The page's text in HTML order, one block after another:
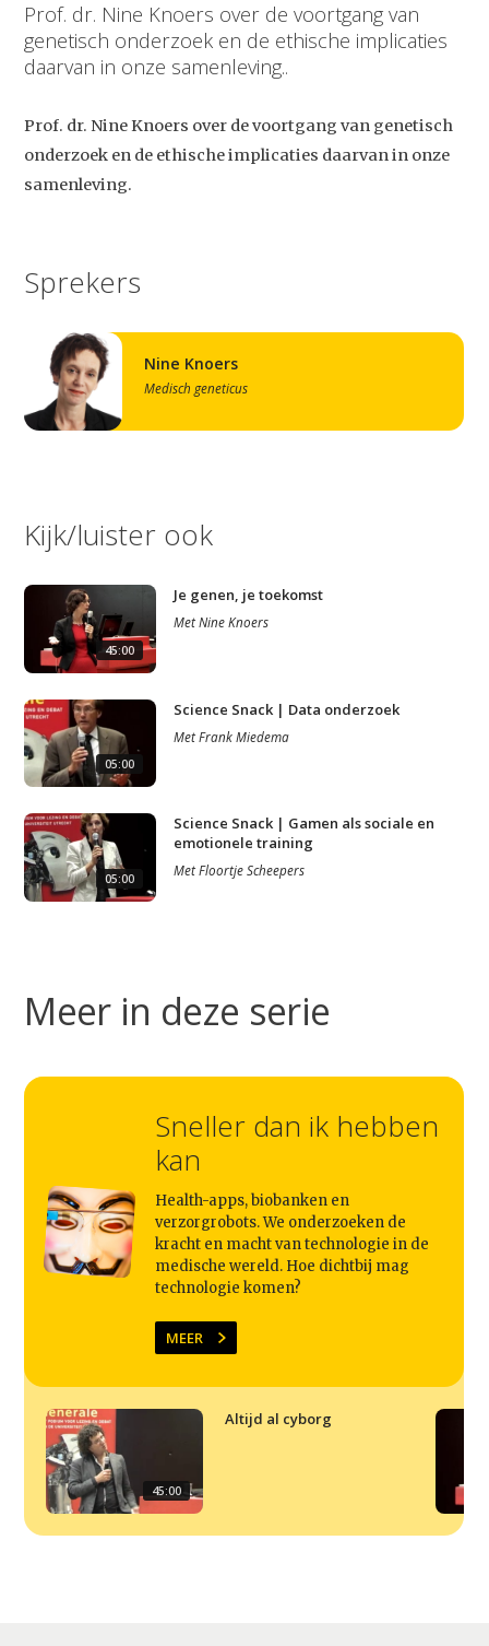
Home
Agenda
Video
Podcast
Artikelen
Contact
Prof. dr. Nine Knoers over de voortgang van
genetisch onderzoek en de ethische implicaties
daarvan in onze samenleving..
Prof. dr. Nine Knoers over de voortgang van genetisch
onderzoek en de ethische implicaties daarvan in onze
samenleving.
Sprekers
Nine Knoers
Medisch geneticus
Kijk/luister ook
45:00
Je genen, je toekomst
MetNine Knoers
05:00
Science Snack | Data onderzoek
MetFrank Miedema
05:00
Science Snack | Gamen als sociale en
emotionele training
MetFloortje Scheepers
Meer in deze serie
Sneller dan ik hebben
kan
Health-apps, biobanken en
verzorgrobots. We onderzoeken de
kracht en macht van technologie in de
medische wereld. Hoe dichtbij mag
technologie komen?
MEER
45:00
Altijd al cyborg